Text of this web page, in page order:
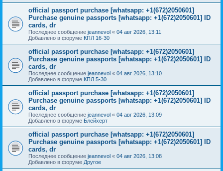
official passport purchase [whatsapp: +1(672)2050601]
Purchase genuine passports [whatsapp: +1(672)2050601] ID
cards, dr
Последнее сообщение jeannevol « 04 авг 2026, 13:11
Добавлено в форуме КПЛ 16-30
official passport purchase [whatsapp: +1(672)2050601]
Purchase genuine passports [whatsapp: +1(672)2050601] ID
cards, dr
Последнее сообщение jeannevol « 04 авг 2026, 13:10
Добавлено в форуме КПЛ 5-30
official passport purchase [whatsapp: +1(672)2050601]
Purchase genuine passports [whatsapp: +1(672)2050601] ID
cards, dr
Последнее сообщение jeannevol « 04 авг 2026, 13:09
Добавлено в форуме Блейхерт
official passport purchase [whatsapp: +1(672)2050601]
Purchase genuine passports [whatsapp: +1(672)2050601] ID
cards, dr
Последнее сообщение jeannevol « 04 авг 2026, 13:08
Добавлено в форуме Другое